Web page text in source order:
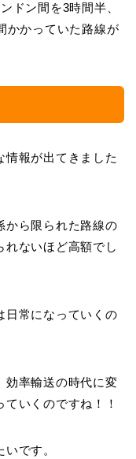
ドン間を3時間半、
かかっていた路線が
情報が出てきました
から限られた路線の
れないほど高額でし
日常になっていくの
効率輸送の時代に変
いくのですね！！
です。